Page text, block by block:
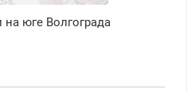
юге Волгограда